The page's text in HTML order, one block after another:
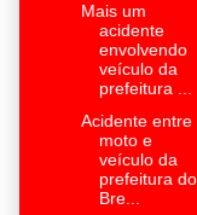
Mais um
acidente
envolvendo
veículo da
prefeitura ...
Acidente entre
moto e
veículo da
prefeitura do
Bre...